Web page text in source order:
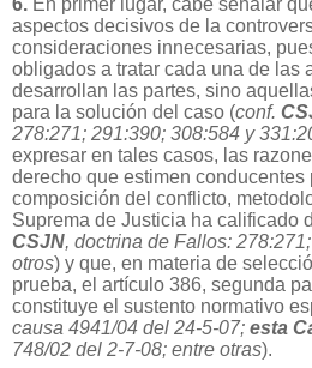
aspectos decisivos de la
consideraciones innecesarias,
obligados a tratar cada una de las
desarrollan las partes, sino
para la solución del caso (conf.
278:271; 291:390; 308:584 y
expresar en tales casos, las
derecho que estimen conducentes
composición del conflicto,
Suprema de Justicia ha calificado
CSJN, doctrina de Fallos:
otros) y que, en materia de
prueba, el artículo 386, segunda
constituye el sustento normativo
causa 4941/04 del 24-5-07; esta
748/02 del 2-7-08; entre otras).